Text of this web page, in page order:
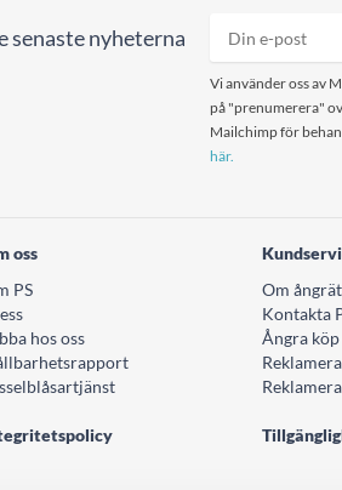
senaste nyheterna
Vi använder oss av
på "prenumerera"
Mailchimp för
här.
oss
PS
hos oss
Om
Kontakta
Ångra